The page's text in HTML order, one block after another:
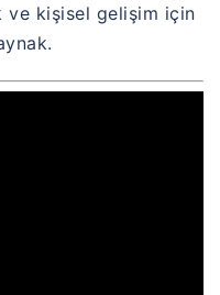
ve kişisel gelişim için